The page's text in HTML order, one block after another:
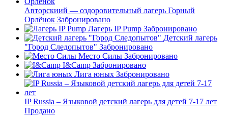
Авторскиий — оздоровительный лагерь Горный
Орлёнок Забронировано
Лагерь IP Pump Забронировано
Детский лагерь
"Город Следопытов" Забронировано
Место Силы Забронировано
I&Camp Забронировано
Лига юных Забронировано
IP Russia – Языковой детский лагерь для детей 7-17 лет
Продано